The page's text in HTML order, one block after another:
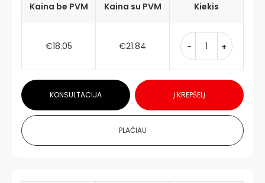
Kaina be PVM Kaina su PVM Kiekis
€18.05 €21.84 - +
KONSULTACIJA Į KREPŠELĮ
PLAČIAU